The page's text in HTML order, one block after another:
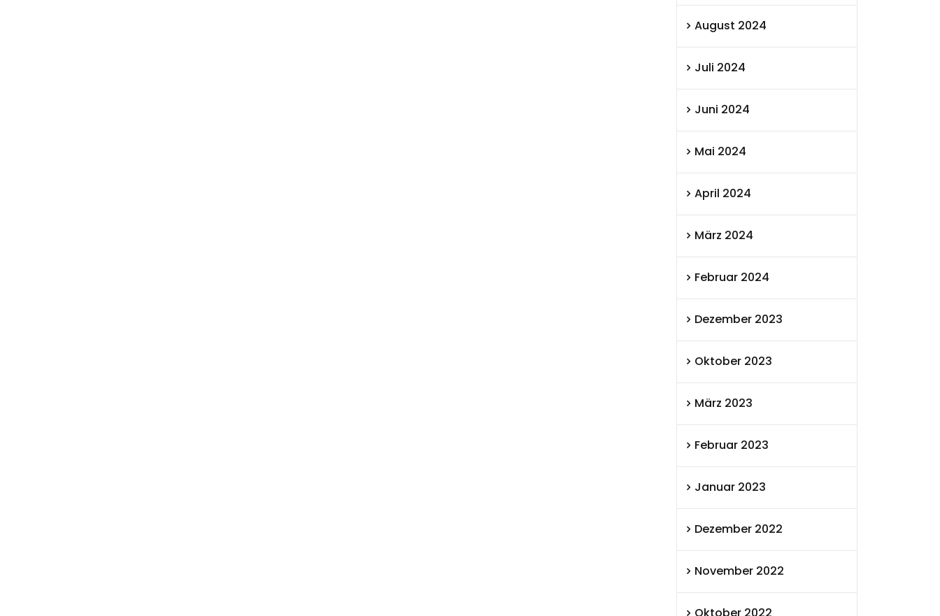
August 2024
Juli 2024
Juni 2024
Mai 2024
April 2024
März 2024
Februar 2024
Dezember 2023
Oktober 2023
März 2023
Februar 2023
Januar 2023
Dezember 2022
November 2022